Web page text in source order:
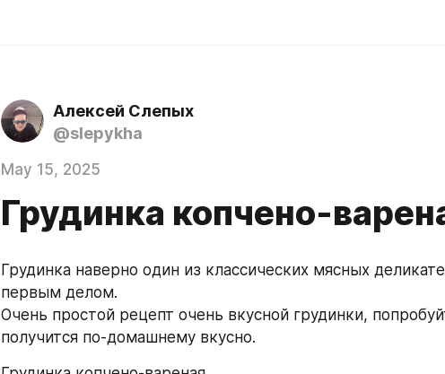
Алексей Слепых
@slepykha
May 15, 2025
Грудинка копчено-
Грудинка наверно один из классических мясных
первым делом.
Очень простой рецепт очень вкусной грудинки,
получится по-домашнему вкусно.